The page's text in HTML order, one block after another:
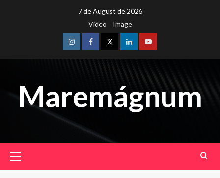
7 de August de 2026
Video
Image
InstagramFacebookTwitterLinkedinYoutube
Maremágnum
Menu